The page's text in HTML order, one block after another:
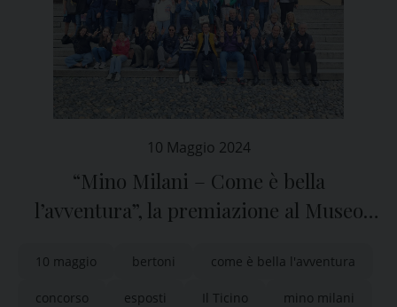
10 Maggio 2024
“Mino Milani – Come è bella
l’avventura”, la premiazione al Museo
10 maggio bertoni come è bella l'avventura
concorso esposti Il Ticino mino milani